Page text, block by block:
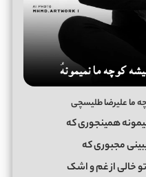
ما علیرضا طلیسچی
همینجوری که
مجبوری که
خالی از غم و اشک